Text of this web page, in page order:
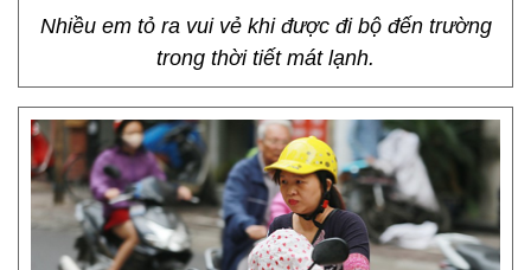
Nhiều em tỏ ra vui vẻ khi được đi bộ đến trường
trong thời tiết mát lạnh.